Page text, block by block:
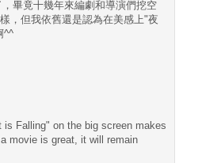
畢竟十幾年來編劇和導演們挖空
，但我依舊還是認為在美感上"夜
^^
is Falling" on the big screen makes
movie is great, it will remain